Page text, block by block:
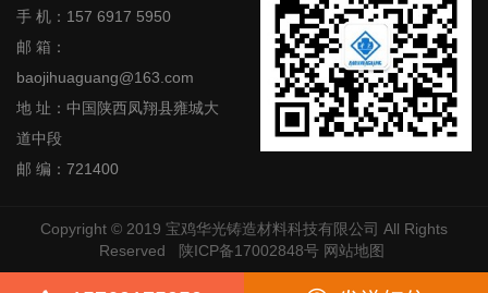
手 机：157 6917 5950
邮 箱：
baojihuaguang@163.com
地 址：中国陕西凤翔县雍城大
道中段
邮 编：721400
Copyright © 2019 宝鸡华光铸造材料科技有限公司 All Rights
Reserved 陕ICP备17002848号 网站地图